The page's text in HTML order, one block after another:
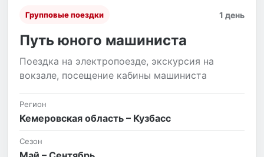
Групповые поездки 1 день
Путь юного машиниста
Поездка на электропоезде, экскурсия на
вокзале, посещение кабины машиниста
Регион
Кемеровская область – Кузбасс
Сезон